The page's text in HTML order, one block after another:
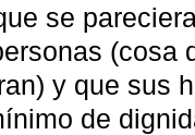
se
(cosa
y que sus
de